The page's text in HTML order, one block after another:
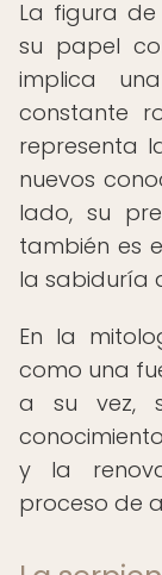
La figura
su papel
implica
constante
representa
nuevos
lado, su
también es
la sabiduría
En la
como una
a su vez,
y la
proceso de